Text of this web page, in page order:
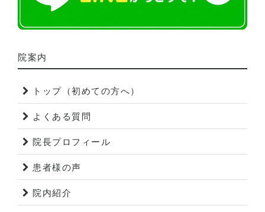
院案内
トップ（初めての方へ）
よくある質問
院長プロフィール
患者様の声
院内紹介